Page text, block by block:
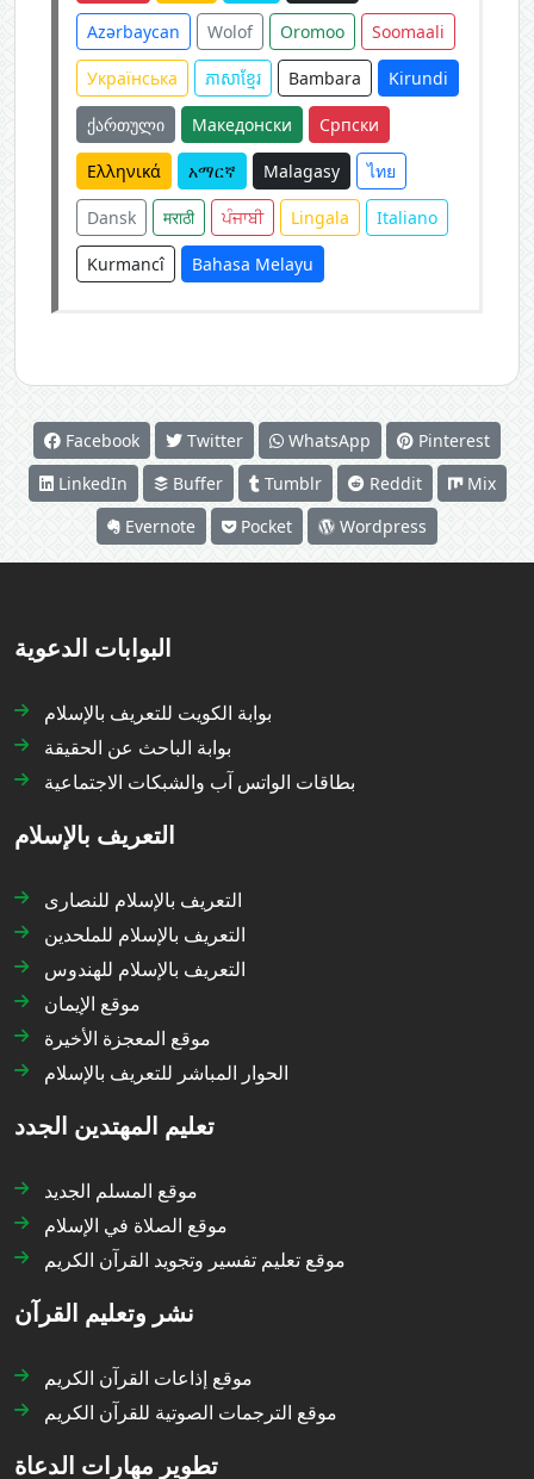
Azərbaycan Wolof Oromoo Soomaali
Українська ភាសាខ្មែរ Bambara Kirundi
ქართული Македонски Српски
Ελληνικά አማርኛ Malagasy ไทย
Dansk मराठी ਪੰਜਾਬੀ Lingala Italiano
Kurmancî Bahasa Melayu
Facebook Twitter WhatsApp
Pinterest
LinkedIn
Buffer Tumblr Reddit
Mix
Evernote
Pocket Wordpress
البوابات الدعوية
بوابة الكويت للتعريف بالإسلام
بوابة الباحث عن الحقيقة
بطاقات الواتس آب والشبكات الاجتماعية
التعريف بالإسلام
التعريف بالإسلام للنصارى
التعريف بالإسلام للملحدين
التعريف بالإسلام للهندوس
موقع الإيمان
موقع المعجزة الأخيرة
الحوار المباشر للتعريف بالإسلام
تعليم المهتدين الجدد
موقع المسلم الجديد
موقع الصلاة في الإسلام
موقع تعليم تفسير وتجويد القرآن الكريم
نشر وتعليم القرآن
موقع إذاعات القرآن الكريم
موقع الترجمات الصوتية للقرآن الكريم
تطوير مهارات الدعاة